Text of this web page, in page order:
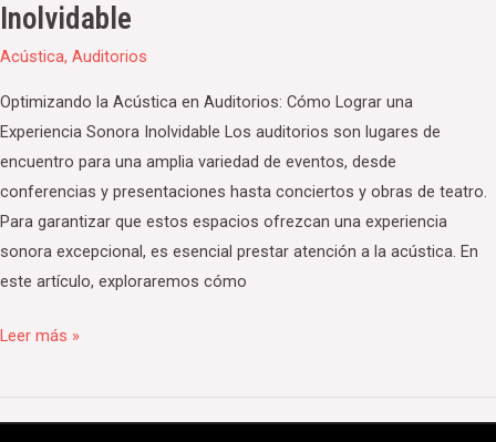
Inolvidable
Acústica, Auditorios
Optimizando la Acústica en Auditorios: Cómo Lograr una
Experiencia Sonora Inolvidable Los auditorios son lugares de
encuentro para una amplia variedad de eventos, desde
conferencias y presentaciones hasta conciertos y obras de teatro.
Para garantizar que estos espacios ofrezcan una experiencia
sonora excepcional, es esencial prestar atención a la acústica. En
este artículo, exploraremos cómo
Leer más »